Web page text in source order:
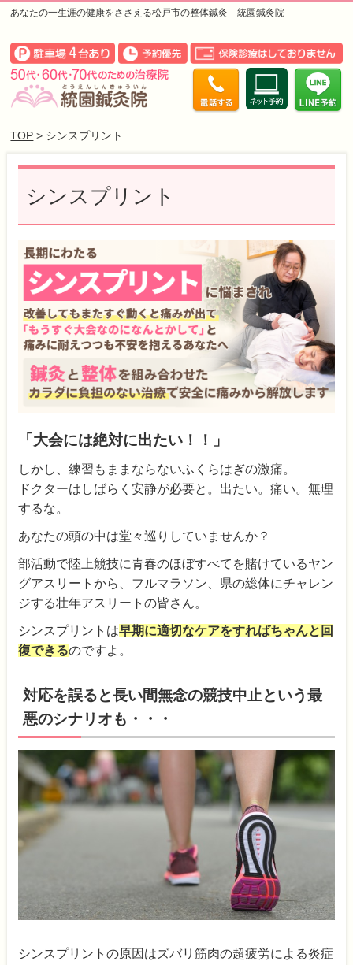
あなたの一生涯の健康をささえる松戸市の整体鍼灸 統園鍼灸院
TOP > シンスプリント
シンスプリント
「大会には絶対に出たい！！」
しかし、練習もままならないふくらはぎの激痛。
ドクターはしばらく安静が必要と。出たい。痛い。無理
するな。
あなたの頭の中は堂々巡りしていませんか？
部活動で陸上競技に青春のほぼすべてを賭けているヤン
グアスリートから、フルマラソン、県の総体にチャレン
ジする壮年アスリートの皆さん。
シンスプリントは早期に適切なケアをすればちゃんと回
復できるのですよ。
対応を誤ると長い間無念の競技中止という最
悪のシナリオも・・・
シンスプリントの原因はズバリ筋肉の超疲労による炎症